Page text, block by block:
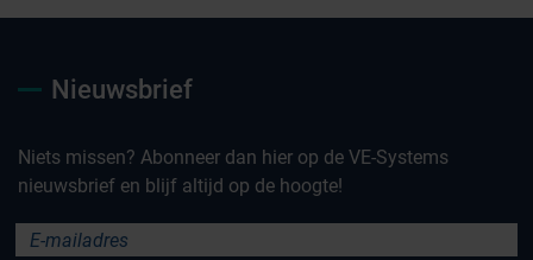
Nieuwsbrief
Niets missen? Abonneer dan hier op de VE-Systems
nieuwsbrief en blijf altijd op de hoogte!